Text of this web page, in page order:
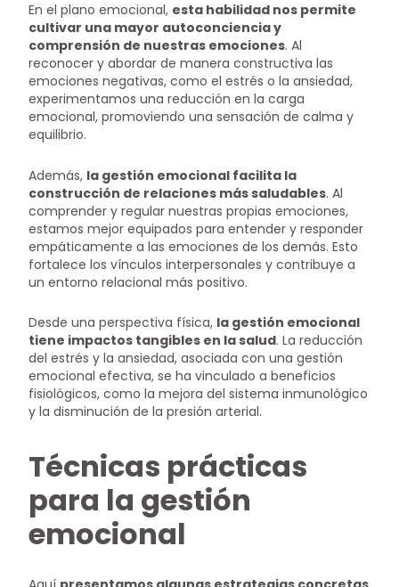
En el plano emocional, esta habilidad nos permite
cultivar una mayor autoconciencia y
comprensión de nuestras emociones. Al
reconocer y abordar de manera constructiva las
emociones negativas, como el estrés o la ansiedad,
experimentamos una reducción en la carga
emocional, promoviendo una sensación de calma y
equilibrio.
Además, la gestión emocional facilita la
construcción de relaciones más saludables. Al
comprender y regular nuestras propias emociones,
estamos mejor equipados para entender y responder
empáticamente a las emociones de los demás. Esto
fortalece los vínculos interpersonales y contribuye a
un entorno relacional más positivo.
Desde una perspectiva física, la gestión emocional
tiene impactos tangibles en la salud. La reducción
del estrés y la ansiedad, asociada con una gestión
emocional efectiva, se ha vinculado a beneficios
fisiológicos, como la mejora del sistema inmunológico
y la disminución de la presión arterial.
Técnicas prácticas
para la gestión
emocional